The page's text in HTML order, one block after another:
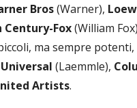
Bros(Warner),
Fox(William
ma sempre potenti,
Universal (Laemmle),
Artists.